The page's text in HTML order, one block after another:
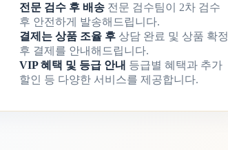
전문 검수 후 배송 전문 검수팀이 2차 검수
후 안전하게 발송해드립니다.
결제는 상품 조율 후 상담 완료 및 상품 확정
후 결제를 안내해드립니다.
VIP 혜택 및 등급 안내 등급별 혜택과 추가
할인 등 다양한 서비스를 제공합니다.